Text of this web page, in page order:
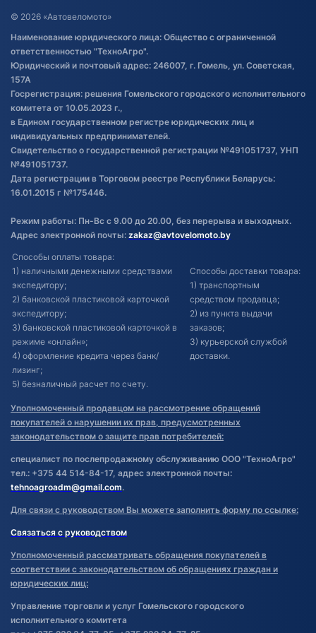
Договор публичной оферты
Обработка файлов cookie
Постановка транспорта на учет
Обновления в ЭПТС 2024
© 2026 «Автовеломото»
Наименование юридического лица: Общество с ограниченной
ответственностью "ТехноАгро".
Юридический и почтовый адрес: 246007, г. Гомель, ул. Советская,
157А
Госрегистрация: решения Гомельского городского исполнительного
комитета от 10.05.2023 г.,
в Едином государственном регистре юридических лиц и
индивидуальных предпринимателей.
Свидетельство о государственной регистрации №491051737, УНП
№491051737.
Дата регистрации в Торговом реестре Республики Беларусь:
16.01.2015 г №175446.
Режим работы: Пн-Вс с 9.00 до 20.00, без перерыва и выходных.
Адрес электронной почты: zakaz@avtovelomoto.by
Способы оплаты товара:
1) наличными денежными средствами
экспедитору;
2) банковской пластиковой карточкой
экспедитору;
3) банковской пластиковой карточкой в
режиме «онлайн»;
4) оформление кредита через банк/
лизинг;
5) безналичный расчет по счету.
Способы доставки товара:
1) транспортным
средством продавца;
2) из пункта выдачи
заказов;
3) курьерской службой
доставки.
Уполномоченный продавцом на рассмотрение обращений
покупателей о нарушении их прав, предусмотренных
законодательством о защите прав потребителей:
специалист по послепродажному обслуживанию ООО "ТехноАгро"
тел.: +375 44 514-84-17, адрес электронной почты:
tehnoagroadm@gmail.com.
Для связи с руководством Вы можете заполнить форму по ссылке:
Связаться с руководством
Уполномоченный рассматривать обращения покупателей в
соответствии с законодательством об обращениях граждан и
юридических лиц:
Управление торговли и услуг Гомельского городского
исполнительного комитета